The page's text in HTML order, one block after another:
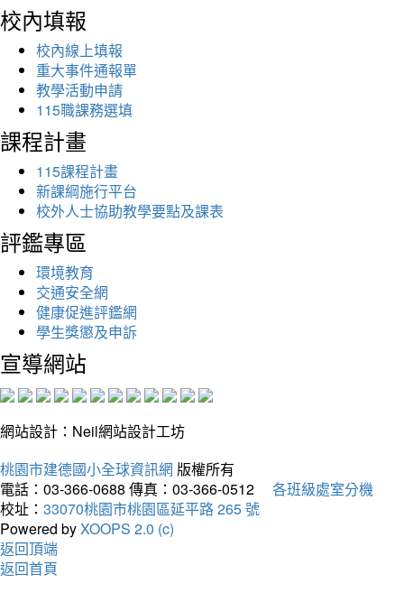
校內填報
校內線上填報
重大事件通報單
教學活動申請
115職課務選填
課程計畫
115課程計畫
新課綱施行平台
校外人士協助教學要點及課表
評鑑專區
環境教育
交通安全網
健康促進評鑑網
學生獎懲及申訴
宣導網站
網站設計：Neil網站設計工坊
桃園市建德國小全球資訊網 版權所有
電話：03-366-0688 傳真：03-366-0512
各班級處室分機
校址： 33070桃園市桃園區延平路 265 號
Powered byXOOPS 2.0 (c)
返回頂端
返回首頁